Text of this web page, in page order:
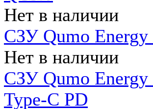
Нет в наличии
СЗУ Qumo
Нет в наличии
СЗУ Qumo Energy
Type-C PD